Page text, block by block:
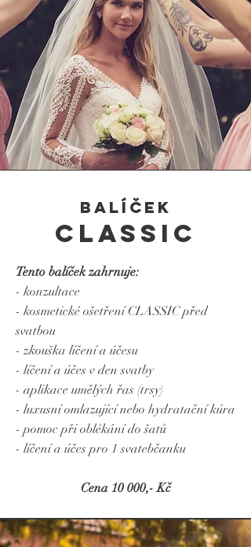
balíček
CLASSIC
Tento balíček zahrnuje:
- konzultace
- kosmetické ošetření CLASSIC před
svatbou
- zkouška líčení a účesu
- líčení a účes v den svatby
- aplikace umělých řas (trsy)
- luxusní omlazující nebo hydratační kúra
- pomoc při oblékání do šatů
- líčení a účes pro 1 svatebčanku
Cena 10 000,- Kč